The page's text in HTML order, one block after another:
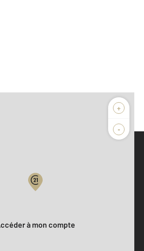
+
-
Accéder à mon compte